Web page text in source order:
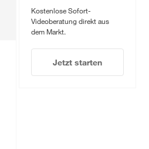
Kostenlose Sofort-
Videoberatung direkt aus
dem Markt.
Jetzt starten